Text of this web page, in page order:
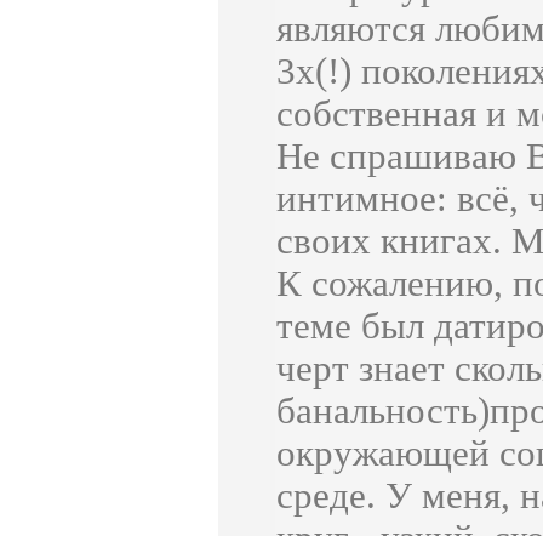
являются
3х(!)
собственная и
Не спрашиваю
интимное: всё,
своих книгах.
К сожалению,
теме был
черт знает
окружающей
среде. У меня,